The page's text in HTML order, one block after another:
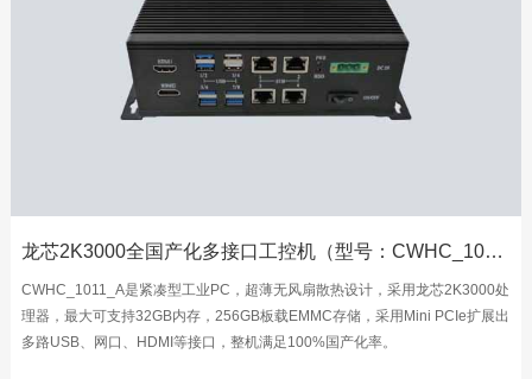
龙芯2K3000全国产化多接口工控机（型号：CWHC_1011_A）
CWHC_1011_A是紧凑型工业PC，超薄无风扇散热设计，采用龙芯2K3000处
理器，最大可支持32GB内存，256GB板载EMMC存储，采用Mini PCIe扩展出
多路USB、网口、HDMI等接口，整机满足100%国产化率。